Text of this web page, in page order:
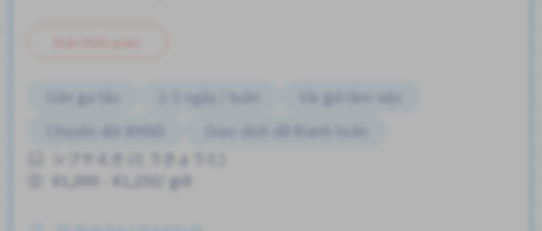
Gần ga tàu 2-3 ngày / tuần
Vài giờ làm việc
Chuyển đổi WKND
Giao dịch đã thanh toán
シブヤえき (とうきょうと)
¥1,000 - ¥1,250/ giờ